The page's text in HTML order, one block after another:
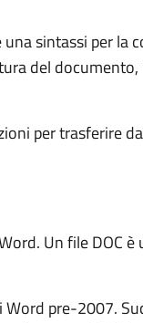
sintassi per la
del
per trasferire
Un file DOC
pre-2007.